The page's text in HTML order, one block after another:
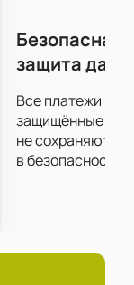
из самых
на
«16 тонн»
Безопасная
защита
Все платежи
защищённые
не сохраняются
в безопасности.